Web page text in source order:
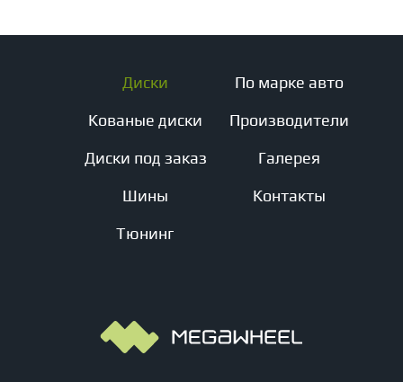
Диски
Кованые диски
Диски под заказ
Шины
Тюнинг
По марке авто
Производители
Галерея
Контакты